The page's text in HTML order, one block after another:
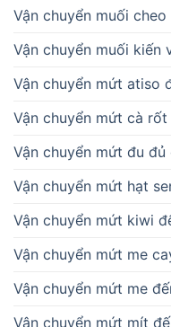
Vận chuyển muối
Vận chuyển muối kiến
Vận chuyển mứt atiso
Vận chuyển mứt cà
Vận chuyển mứt đu
Vận chuyển mứt hạt
Vận chuyển mứt kiwi
Vận chuyển mứt me
Vận chuyển mứt me
Vận chuyển mứt mít